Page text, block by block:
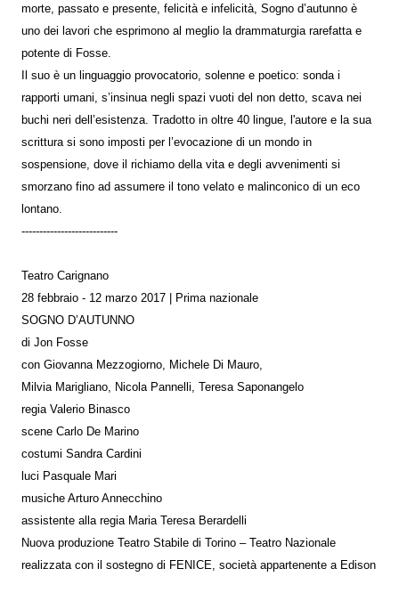
morte, passato e presente, felicità e infelicità, Sogno d’autunno è
uno dei lavori che esprimono al meglio la drammaturgia rarefatta e
potente di Fosse.
Il suo è un linguaggio provocatorio, solenne e poetico: sonda i
rapporti umani, s’insinua negli spazi vuoti del non detto, scava nei
buchi neri dell’esistenza. Tradotto in oltre 40 lingue, l'autore e la sua
scrittura si sono imposti per l’evocazione di un mondo in
sospensione, dove il richiamo della vita e degli avvenimenti si
smorzano fino ad assumere il tono velato e malinconico di un eco
lontano.
---------------------------
Teatro Carignano
28 febbraio - 12 marzo 2017 | Prima nazionale
SOGNO D’AUTUNNO
di Jon Fosse
con Giovanna Mezzogiorno, Michele Di Mauro,
Milvia Marigliano, Nicola Pannelli, Teresa Saponangelo
regia Valerio Binasco
scene Carlo De Marino
costumi Sandra Cardini
luci Pasquale Mari
musiche Arturo Annecchino
assistente alla regia Maria Teresa Berardelli
Nuova produzione Teatro Stabile di Torino – Teatro Nazionale
realizzata con il sostegno di FENICE, società appartenente a Edison